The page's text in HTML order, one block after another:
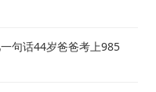
句话44岁爸爸考上985